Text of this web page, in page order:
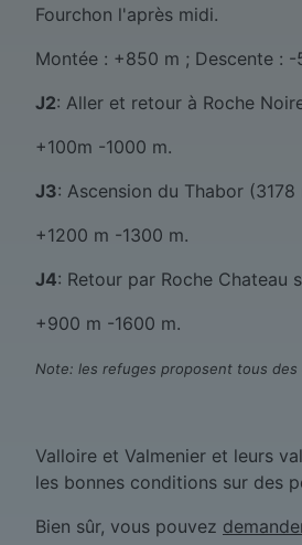
Fourchon l'après midi.
Montée : +850 m ; Descente : -
J2: Aller et retour à Roche
+100m -1000 m.
J3: Ascension du Thabor
+1200 m -1300 m.
J4: Retour par Roche Chateau
+900 m -1600 m.
Note: les refuges proposent tous des
Valloire et Valmenier et leurs
les bonnes conditions sur des
Bien sûr, vous pouvez